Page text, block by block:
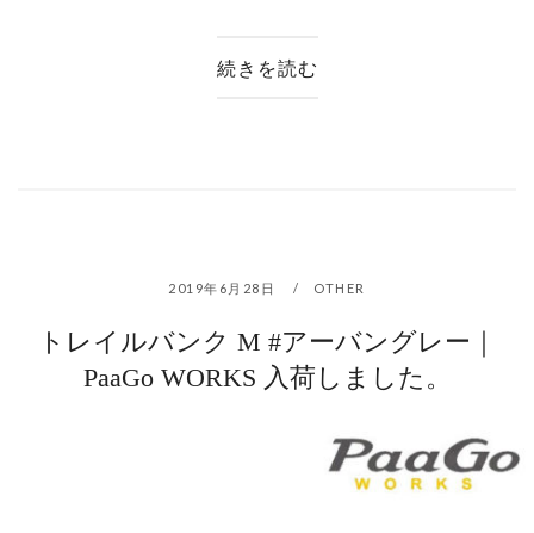
続きを読む
2019年6月28日 OTHER
トレイルバンク M #アーバングレー｜
PaaGo WORKS 入荷しました。